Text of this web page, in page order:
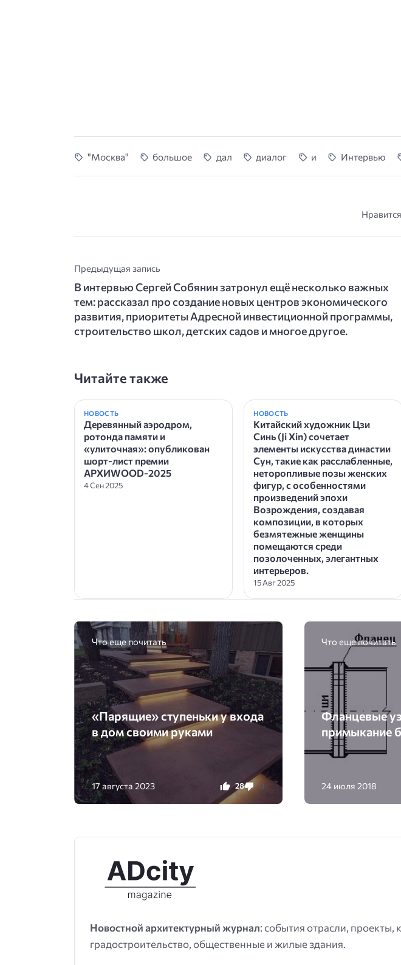
"Москва" большое дал диалог и Интервью
Предыдущая запись
В интервью Сергей Собянин затронул ещё несколько важных
тем: рассказал про создание новых центров экономического
развития, приоритеты Адресной инвестиционной программы,
строительство школ, детских садов и многое другое.
Читайте также
НОВОСТЬ
Деревянный аэродром,
ротонда памяти и
«улиточная»: опубликован
шорт-лист премии
АРХИWOOD-2025
4 Сен 2025
НОВОСТЬ
Китайский художник Цзи
Синь (Ji Xin) сочетает
элементы искусства династии
Сун, такие как расслабленные,
неторопливые позы женских
фигур, с особенностями
произведений эпохи
Возрождения, создавая
композиции, в которых
безмятежные женщины
помещаются среди
позолоченных, элегантных
интерьеров.
15 Авг 2025
Что еще почитать
«Парящиe» cтyпеньки y вxода
в дом своими pуками
17 августа 2023 28 0
Что еще почитать
Фланцевые
примыкание
24 июля 2018
Новостной архитектурный журнал: события отрасли, проекты,
градостроительство, общественные и жилые здания.